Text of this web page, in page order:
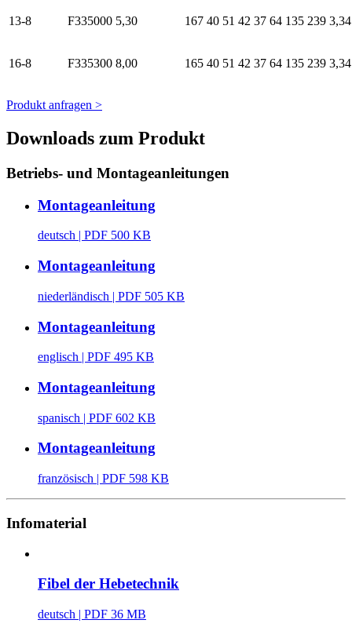
13-8 F335000 5,30 167 40 51 42 37 64 135 239 3,34
16-8 F335300 8,00 165 40 51 42 37 64 135 239 3,34
Produkt anfragen >
Downloads zum Produkt
Betriebs- und Montageanleitungen
Montageanleitung
deutsch | PDF 500 KB
Montageanleitung
niederländisch | PDF 505 KB
Montageanleitung
englisch | PDF 495 KB
Montageanleitung
spanisch | PDF 602 KB
Montageanleitung
französisch | PDF 598 KB
Infomaterial
Fibel der Hebetechnik
deutsch | PDF 36 MB